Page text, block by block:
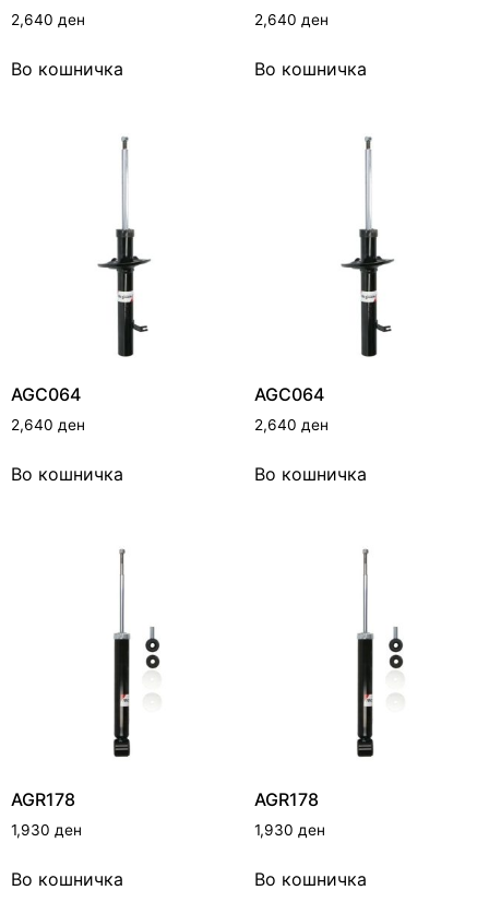
2,640 ден
Во кошничка
2,640 ден
Во кошничка
AGC064
2,640 ден
Во кошничка
AGC064
2,640 ден
Во кошничка
AGR178
1,930 ден
Во кошничка
AGR178
1,930 ден
Во кошничка